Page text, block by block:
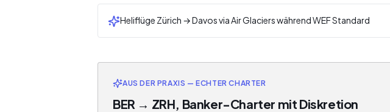
Heliflüge Zürich → Davos via Air Glaciers während WEF Standard
AUS DER PRAXIS — ECHTER CHARTER
BER → ZRH, Banker-Charter mit Diskretion